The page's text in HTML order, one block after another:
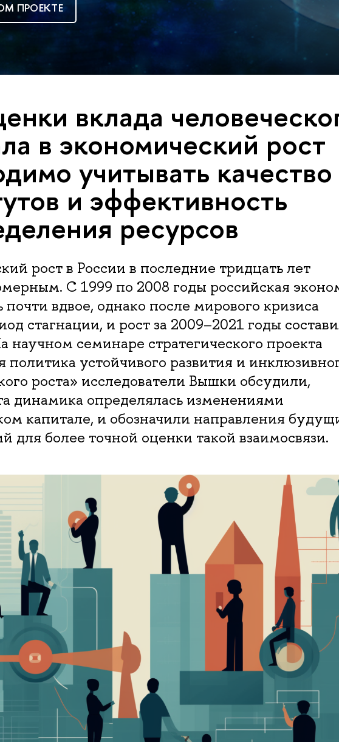
ПРОЕКТЕ
вклада
в экономический рост
учитывать качество
и эффективность
ресурсов
рост в России в последние тридцать лет
С 1999 по 2008 годы российская
почти вдвое, однако после мирового кризиса
стагнации, и рост за 2009–2021 годы
научном семинаре стратегического проекта
политика устойчивого развития и
роста» исследователи Вышки обсудили,
динамика определялась изменениями
капитале, и обозначили направления
для более точной оценки такой взаимосвязи.